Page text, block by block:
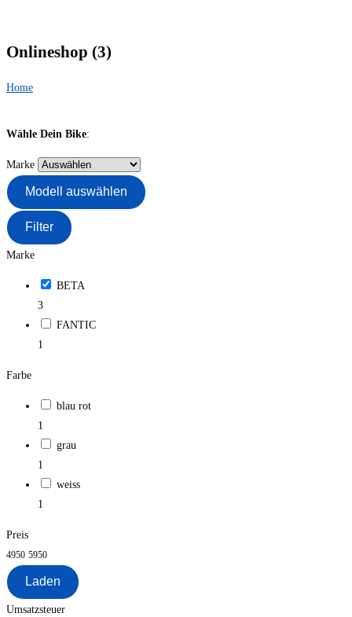
Onlineshop (3)
Home
Wähle Dein Bike:
Marke
Modell auswählen
Filter
Marke
BETA
3
FANTIC
1
Farbe
blau rot
1
grau
1
weiss
1
Preis
4950 5950
Laden
Umsatzsteuer